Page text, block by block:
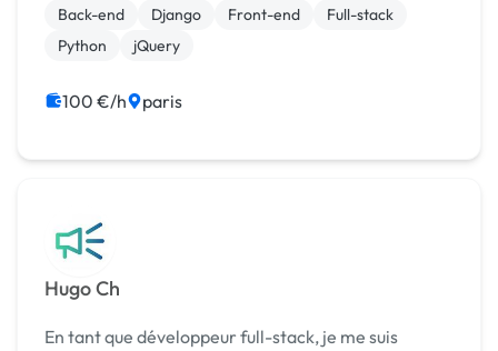
satisfaction. Avoir un site Web attrayant est très
import...
Back-end Django Front-end
Full-stack
Python
jQuery
100 €/h paris
Hugo Ch
En tant que développeur full-stack, je me suis